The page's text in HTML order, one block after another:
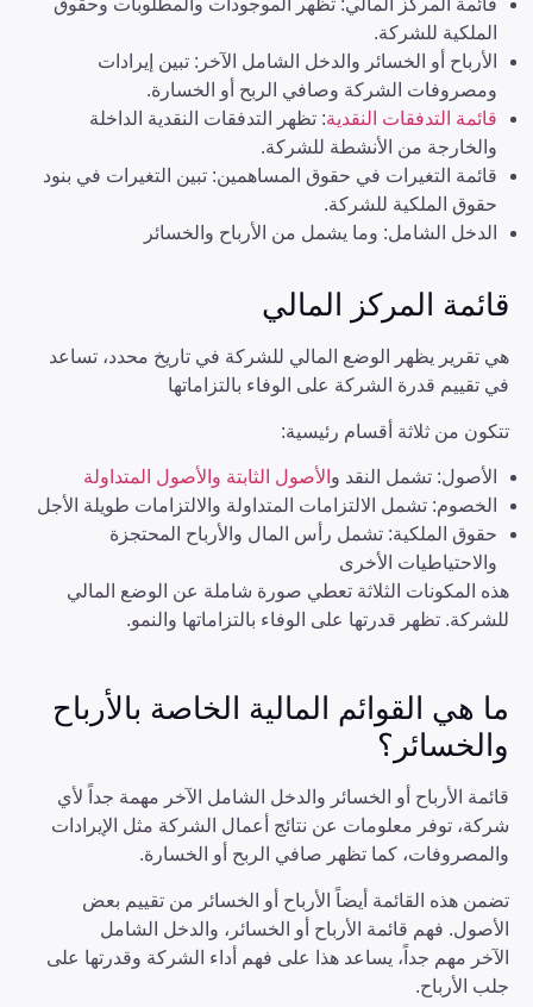
قائمة المركز المالي: تظهر الموجودات والمطلوبات وحقوق
الملكية للشركة.
الأرباح أو الخسائر والدخل الشامل الآخر: تبين إيرادات
ومصروفات الشركة وصافي الربح أو الخسارة.
قائمة التدفقات النقدية: تظهر التدفقات النقدية الداخلة
والخارجة من الأنشطة للشركة.
قائمة التغيرات في حقوق المساهمين: تبين التغيرات في بنود
حقوق الملكية للشركة.
الدخل الشامل: وما يشمل من الأرباح والخسائر
قائمة المركز المالي
هي تقرير يظهر الوضع المالي للشركة في تاريخ محدد، تساعد
في تقييم قدرة الشركة على الوفاء بالتزاماتها
تتكون من ثلاثة أقسام رئيسية:
الأصول: تشمل النقد و الأصول الثابتة والأصول المتداولة
الخصوم: تشمل الالتزامات المتداولة والالتزامات طويلة الأجل
حقوق الملكية: تشمل رأس المال والأرباح المحتجزة
والاحتياطيات الأخرى
هذه المكونات الثلاثة تعطي صورة شاملة عن الوضع المالي
للشركة. تظهر قدرتها على الوفاء بالتزاماتها والنمو.
ما هي القوائم المالية الخاصة بالأرباح
والخسائر؟
قائمة الأرباح أو الخسائر والدخل الشامل الآخر مهمة جداً لأي
شركة، توفر معلومات عن نتائج أعمال الشركة مثل الإيرادات
والمصروفات، كما تظهر صافي الربح أو الخسارة.
تضمن هذه القائمة أيضاً الأرباح أو الخسائر من تقييم بعض
الأصول. فهم قائمة الأرباح أو الخسائر، والدخل الشامل
الآخر مهم جداً، يساعد هذا على فهم أداء الشركة وقدرتها على
جلب الأرباح.